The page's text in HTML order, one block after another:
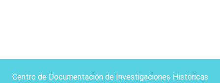
Centro de Documentación de Investigaciones Históricas